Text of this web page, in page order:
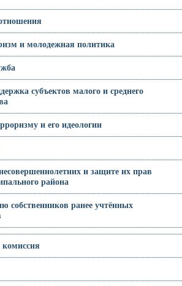
и молодежная политика
субъектов малого и среднего
и его идеологии
и защите их прав
района
собственников ранее учтённых
комиссия